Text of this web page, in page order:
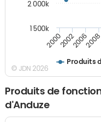
Produits
2000200220062008
1 500k
2 000k
© JDN 2026
Produits de
d'Anduze